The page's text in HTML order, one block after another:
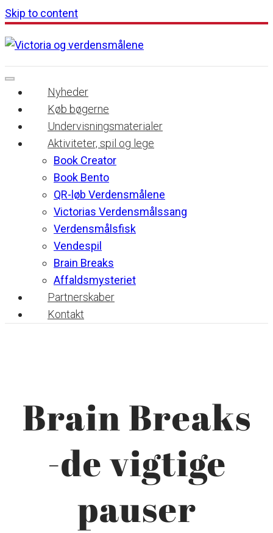
Skip to content
Nyheder
Køb bøgerne
Undervisningsmaterialer
Aktiviteter, spil og lege
Book Creator
Book Bento
QR-løb Verdensmålene
Victorias Verdensmålssang
Verdensmålsfisk
Vendespil
Brain Breaks
Affaldsmysteriet
Partnerskaber
Kontakt
Brain Breaks
-de vigtige
pauser